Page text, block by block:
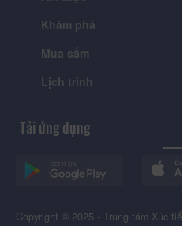
Khám phá
Mua sắm
Lịch trình
Tải ứng dụng
Copyright © 2025 - Trung tâm Xúc tiến